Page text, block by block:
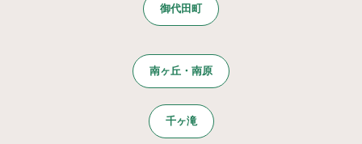
御代田町
南ヶ丘・南原
千ヶ滝